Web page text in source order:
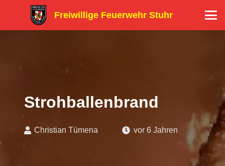
Freiwillige Feuerwehr Stuhr
Strohballenbrand
Christian Tümena vor 6 Jahren